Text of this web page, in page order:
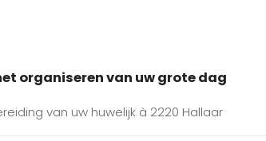
organiseren van uw grote dag
van uw huwelijk à 2220 Hallaar